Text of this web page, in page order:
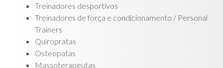
Treinadores desportivos
Treinadores de força e condicionamento / Personal
Trainers
Quiropratas
Osteopatas
Massoterapeutas